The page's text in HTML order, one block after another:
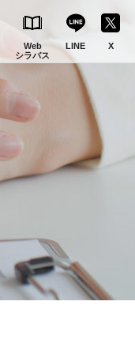
Web
シラバス
LINE X